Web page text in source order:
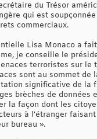
du Trésor
qui est
commerciaux.
Lisa Monaco a
je conseille le
terroristes sur
sont au sommet
significative de
brèches de
la façon dont les
à l'étranger
bureau ».